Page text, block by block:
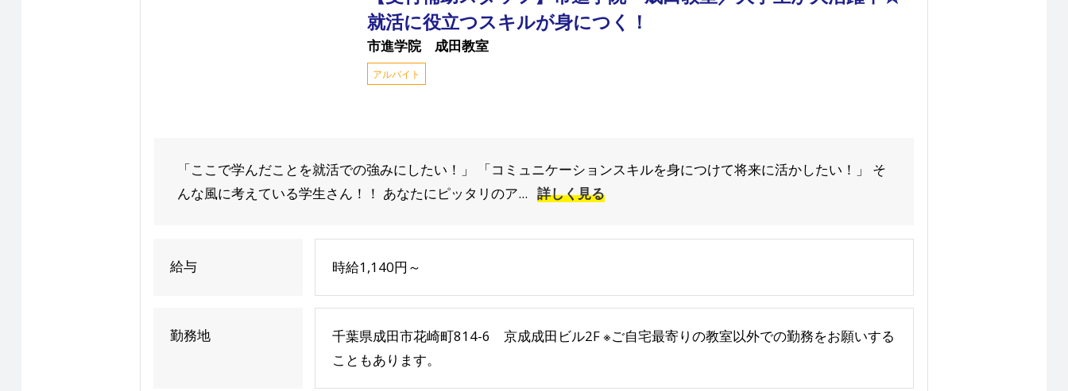
就活に役立つスキルが身につく！
市進学院 成田教室
アルバイト
「ここで学んだことを就活での強みにしたい！」 「コミュニケーションスキルを身につけて将来に活かしたい！」 そ
んな風に考えている学生さん！！ あなたにピッタリのア... 詳しく見る
給与 時給1,140円～
勤務地
千葉県成田市花崎町814-6 京成成田ビル2F ※ご自宅最寄りの教室以外での勤務をお願いする
こともあります。